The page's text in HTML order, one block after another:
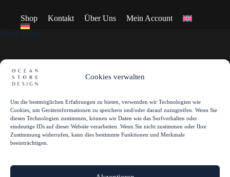
Cookies verwalten
Um die bestmöglichen Erfahrungen zu bieten, verwenden wir Technologien wie
Cookies, um Geräteinformationen zu speichern und/oder darauf zuzugreifen. Wenn Sie
diesen Technologien zustimmen, können wir Daten wie das Surfverhalten oder
eindeutige IDs auf dieser Website verarbeiten. Wenn Sie nicht zustimmen oder Ihre
Zustimmung widerrufen, kann dies bestimmte Funktionen und Merkmale
beeinträchtigen.
Produktseite
gewählt
werden
Shop Kontakt Über Uns
Mein Account
Quick Links
Home
Shop
Kontakt
Über Uns
Rechtliches
Datenschutz